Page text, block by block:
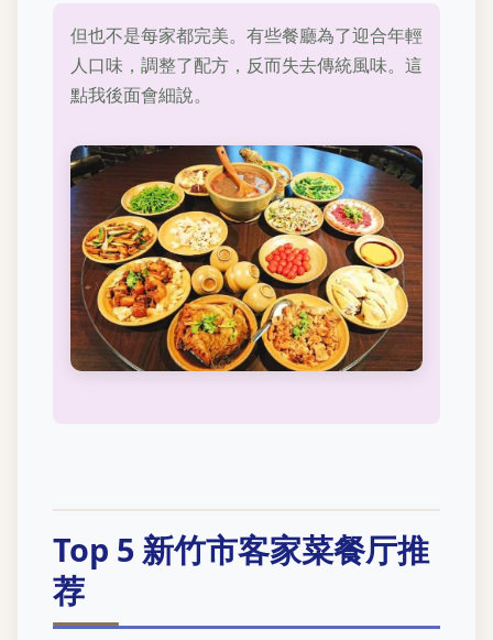
但也不是每家都完美。有些餐廳為了迎合年輕
人口味，調整了配方，反而失去傳統風味。這
點我後面會細說。
Top 5 新竹市客家菜餐厅推
荐